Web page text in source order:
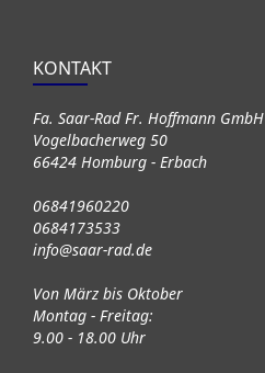
KONTAKT
Fa. Saar-Rad Fr. Hoffmann GmbH
Vogelbacherweg 50
66424 Homburg - Erbach
06841960220
0684173533
info@saar-rad.de
Von März bis Oktober
Montag - Freitag:
9.00 - 18.00 Uhr